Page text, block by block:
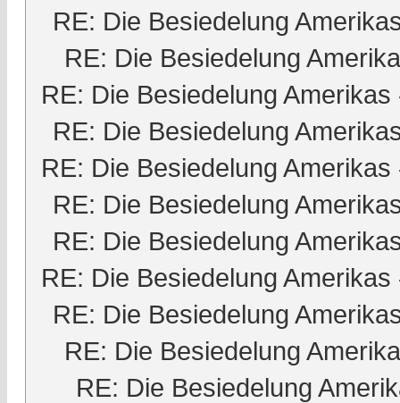
RE: Die Besiedelung
RE: Die Besiedelung
RE: Die Besiedelung Amerikas
RE: Die Besiedelung
RE: Die Besiedelung Amerikas
RE: Die Besiedelung
RE: Die Besiedelung
RE: Die Besiedelung Amerikas
RE: Die Besiedelung
RE: Die Besiedelung
RE: Die Besiedelung